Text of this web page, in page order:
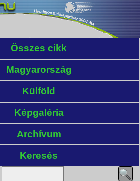
Összes cikk
Magyarország
Külföld
Képgaléria
Archívum
Keresés